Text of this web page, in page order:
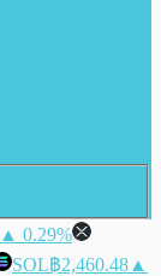
▲ 0.29%
SOL฿2,460.48 ▲